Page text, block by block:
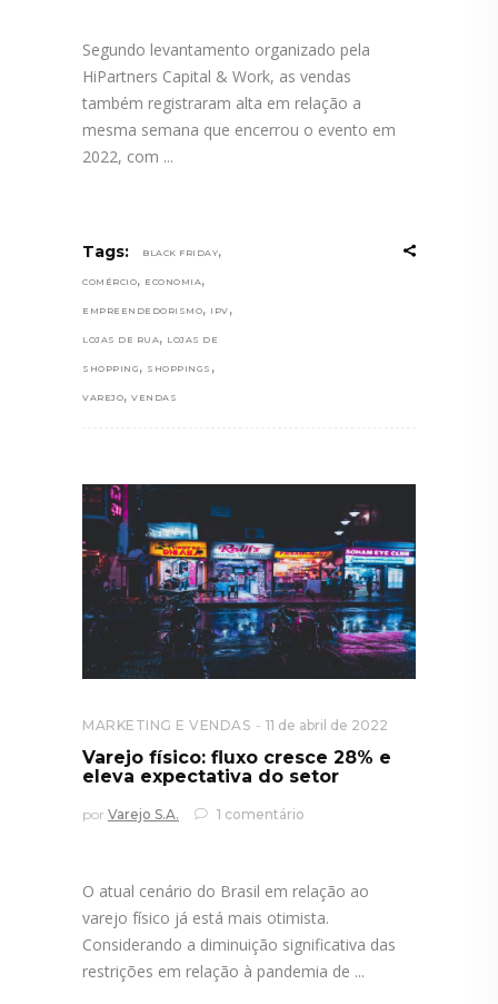
Segundo levantamento organizado pela
HiPartners Capital & Work, as vendas
também registraram alta em relação a
mesma semana que encerrou o evento em
2022, com
Tags: BLACK FRIDAY,
COMÉRCIO, ECONOMIA ,
EMPREENDEDORISMO, IPV ,
LOJAS DE RUA , LOJAS DE
SHOPPING , SHOPPINGS ,
VAREJO, VENDAS
MARKETING E VENDAS 11 de abril de 2022
Varejo físico: fluxo cresce 28% e
eleva expectativa do setor
por Varejo S.A. 1 comentário
O atual cenário do Brasil em relação ao
varejo físico já está mais otimista.
Considerando a diminuição significativa das
restrições em relação à pandemia de